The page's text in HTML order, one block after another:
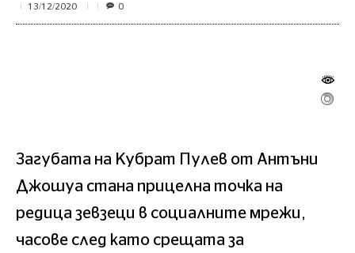
13/12/2020 0
Загубата на Кубрат Пулев от Антъни
Джошуа стана прицелна точка на
редица зевзеци в социалните мрежи,
часове след като срещата за